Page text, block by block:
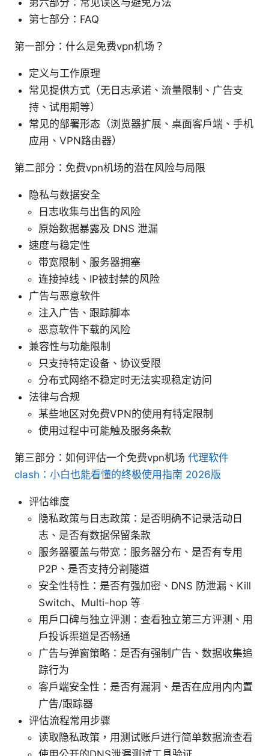
第七部分：FAQ
第一部分：什么是免费vpn机场？
定义与工作原理
常见提供方式（无日志承诺、流量限制、广告支
持、试用期等）
常见的部署形态（浏览器扩展、桌面客户端、手机
应用、VPN路由器）
第二部分：免费vpn机场的潜在风险与局限
隐私与数据安全
日志收集与出售的风险
原始数据暴露及 DNS 泄漏
速度与稳定性
带宽限制、服务器拥塞
连接掉线、IP被封禁的风险
广告与恶意软件
注入广告、跟踪脚本
恶意软件下载的风险
兼容性与功能限制
只支持特定设备、协议受限
分布式网络不稳定时无法实现稳定访问
法律与合规
某些地区对免费VPN的使用有特定限制
使用过程中可能触及服务条款
第三部分：如何评估一个免费vpn机场 代理软件
clash：小白也能看懂的终极使用指南 2026版
评估维度
隐私政策与日志政策：是否明确不记录活动日
志、是否有数据保留条款
服务器覆盖与带宽：服务器分布、是否有专用
P2P、是否支持分割隧道
安全性特性：是否有强加密、DNS 防泄漏、Kill
Switch、Multi-hop 等
用户口碑与独立评测：查看独立第三方评测、用
户投诉渠道是否畅通
广告与弹窗策略：是否有强制广告、数据收集追
踪行为
客户端安全性：是否有漏洞、是否在应用内内置
广告/跟踪器
评估流程常用步骤
读取隐私政策，用测试账户进行简单数据流查看